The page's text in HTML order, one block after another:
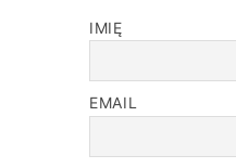
IMIĘ
EMAIL